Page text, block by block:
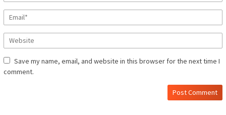
Save my name, email, and website in this browser for the next time I
comment.